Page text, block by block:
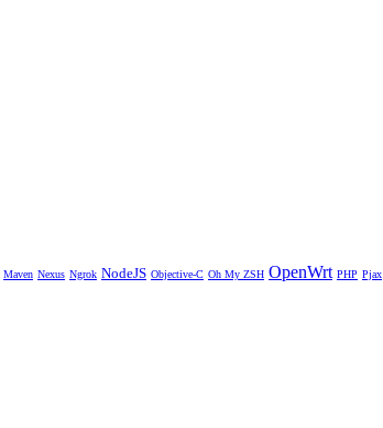
Maven Nexus Ngrok NodeJS Objective-C Oh My ZSH OpenWrt PHP Pjax